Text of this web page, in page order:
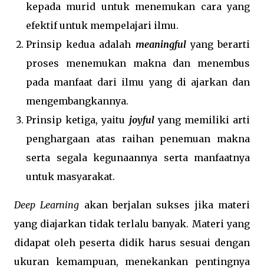
kepada murid untuk menemukan cara yang
efektif untuk mempelajari ilmu.
Prinsip kedua adalah meaningfulyang berarti
proses menemukan makna dan menembus
pada manfaat dari ilmu yang di ajarkan dan
mengembangkannya.
Prinsip ketiga, yaitu joyfulyang memiliki arti
penghargaan atas raihan penemuan makna
serta segala kegunaannya serta manfaatnya
untuk masyarakat.
Deep Learning akan berjalan sukses jika materi
yang diajarkan tidak terlalu banyak. Materi yang
didapat oleh peserta didik harus sesuai dengan
ukuran kemampuan, menekankan pentingnya